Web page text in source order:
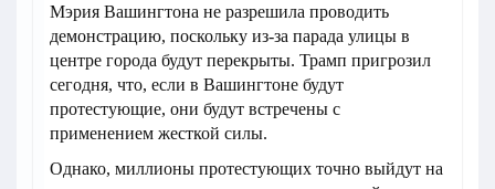
Мэрия Вашингтона не разрешила проводить
демонстрацию, поскольку из-за парада улицы в
центре города будут перекрыты. Трамп пригрозил
сегодня, что, если в Вашингтоне будут
протестующие, они будут встречены с
применением жесткой силы.
Однако, миллионы протестующих точно выйдут на